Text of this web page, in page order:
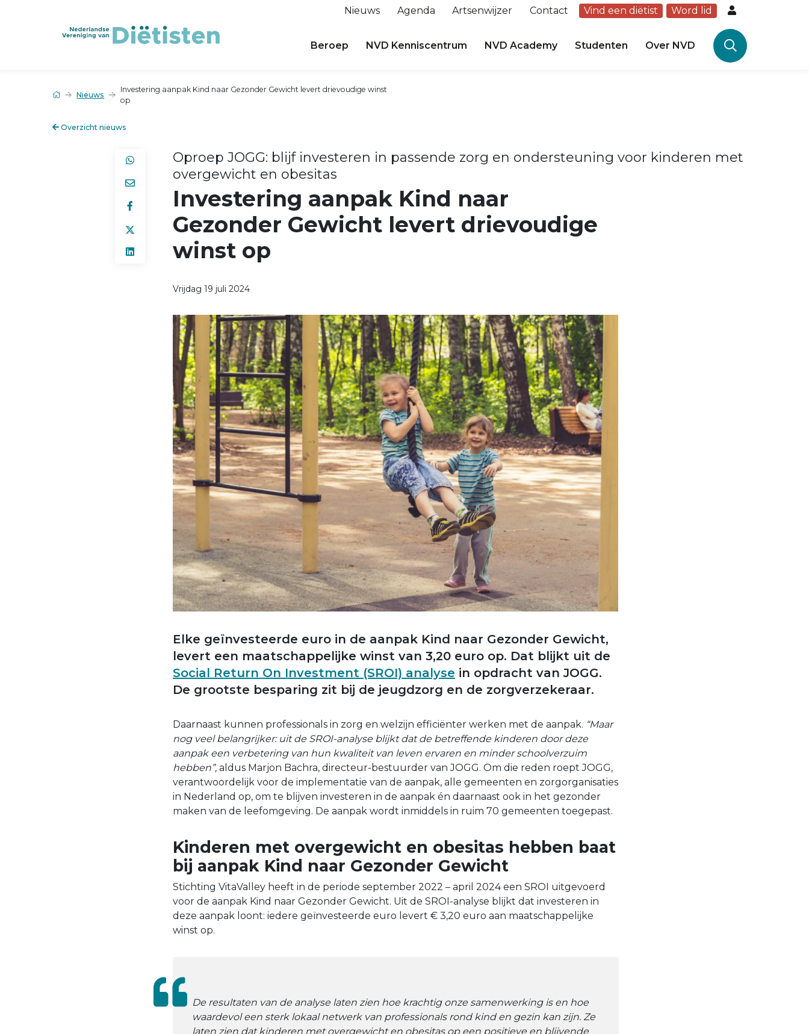
Nieuws Agenda Artsenwijzer Contact Vind een diëtist Word lid
Beroep NVD Kenniscentrum NVD Academy Studenten Over NVD
Nieuws
Investering aanpak Kind naar Gezonder Gewicht levert drievoudige winst
op
Overzicht nieuws
Oproep JOGG: blijf investeren in passende zorg en ondersteuning voor kinderen met
overgewicht en obesitas
Investering aanpak Kind naar
Gezonder Gewicht levert drievoudige
winst op
Vrijdag 19 juli 2024
Elke geïnvesteerde euro in de aanpak Kind naar Gezonder Gewicht,
levert een maatschappelijke winst van 3,20 euro op. Dat blijkt uit de
Social Return On Investment (SROI) analyse in opdracht van JOGG.
De grootste besparing zit bij de jeugdzorg en de zorgverzekeraar.
Daarnaast kunnen professionals in zorg en welzijn efficiënter werken met de aanpak. “Maar
nog veel belangrijker: uit de SROI-analyse blijkt dat de betreffende kinderen door deze
aanpak een verbetering van hun kwaliteit van leven ervaren en minder schoolverzuim
hebben”, aldus Marjon Bachra, directeur-bestuurder van JOGG. Om die reden roept JOGG,
verantwoordelijk voor de implementatie van de aanpak, alle gemeenten en zorgorganisaties
in Nederland op, om te blijven investeren in de aanpak én daarnaast ook in het gezonder
maken van de leefomgeving. De aanpak wordt inmiddels in ruim 70 gemeenten toegepast.
Kinderen met overgewicht en obesitas hebben baat
bij aanpak Kind naar Gezonder Gewicht
Stichting VitaValley heeft in de periode september 2022 – april 2024 een SROI uitgevoerd
voor de aanpak Kind naar Gezonder Gewicht. Uit de SROI-analyse blijkt dat investeren in
deze aanpak loont: iedere geïnvesteerde euro levert € 3,20 euro aan maatschappelijke
winst op.
De resultaten van de analyse laten zien hoe krachtig onze samenwerking is en hoe
waardevol een sterk lokaal netwerk van professionals rond kind en gezin kan zijn. Ze
laten zien dat kinderen met overgewicht en obesitas op een positieve en blijvende